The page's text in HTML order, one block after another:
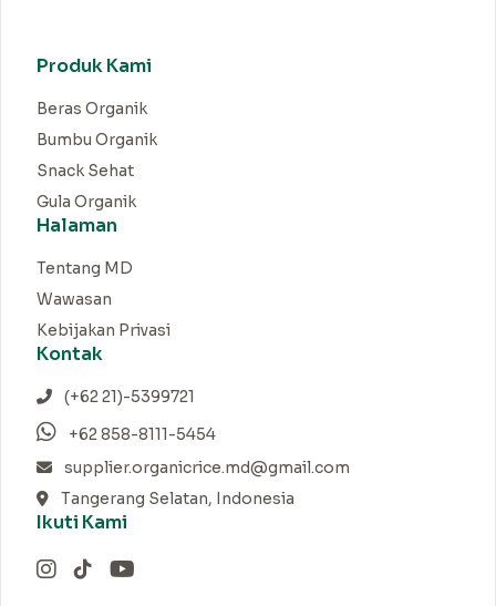
Produk Kami
Beras Organik
Bumbu Organik
Snack Sehat
Gula Organik
Halaman
Tentang MD
Wawasan
Kebijakan Privasi
Kontak
(+62 21)-5399721
+62 858-8111-5454
supplier.organicrice.md@gmail.com
Tangerang Selatan, Indonesia
Ikuti Kami
Instagram
TikTok